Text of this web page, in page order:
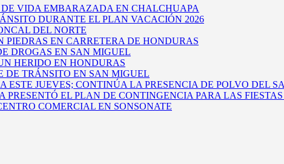
VIDA EMBARAZADA EN CHALCHUAPA
DURANTE EL PLAN VACACIÓN 2026
DEL NORTE
PIEDRAS EN CARRETERA DE HONDURAS
DROGAS EN SAN MIGUEL
HERIDO EN HONDURAS
DE TRÁNSITO EN SAN MIGUEL
JUEVES; CONTINÚA LA PRESENCIA DE POLVO DEL
EL PLAN DE CONTINGENCIA PARA LAS FIESTAS
COMERCIAL EN SONSONATE